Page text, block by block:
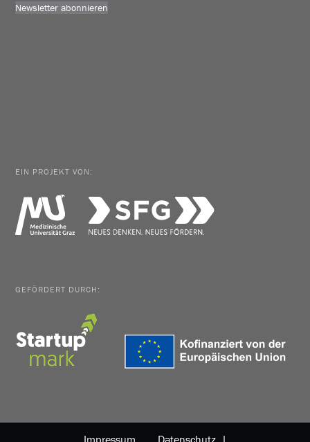
Newsletter abonnieren
EIN PROJEKT VON:
GEFÖRDERT DURCH:
Impressum Datenschutz |